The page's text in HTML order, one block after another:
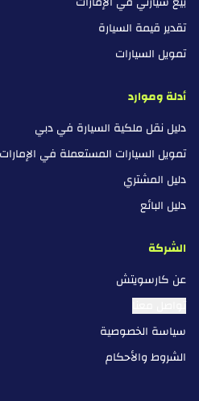
تقدير قيمة السيارة
تمويل السيارات
أدلة وموارد
دليل نقل ملكية السيارة في دبي
تمويل السيارات المستعملة في الإمارات
دليل المشتري
دليل البائع
الشركة
عن كارسويتش
تواصل معنا
سياسة الخصوصية
الشروط والأحكام